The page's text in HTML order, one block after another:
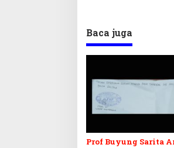
Baca juga
Prof Buyung Sarita